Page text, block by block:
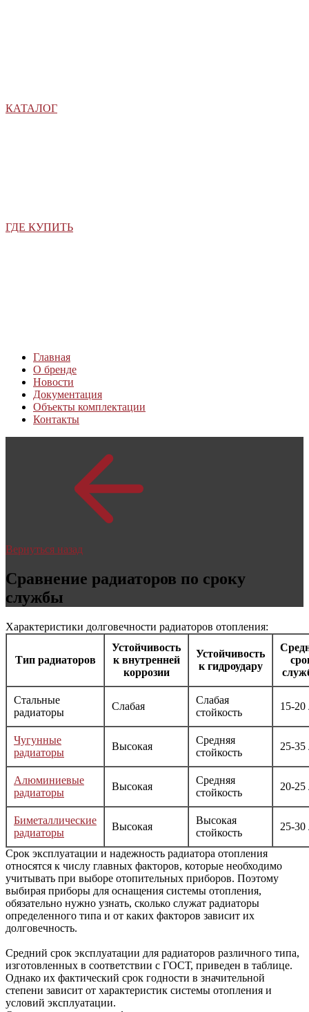
КАТАЛОГ
ГДЕ КУПИТЬ
Главная
О бренде
Новости
Документация
Объекты комплектации
Контакты
Вернуться назад
Сравнение радиаторов по сроку
службы
Характеристики долговечности радиаторов отопления:
Тип радиаторов
Устойчивость
к внутренней
коррозии
Устойчивость
к гидроудару
Стальные
радиаторы
Слабая
Слабая
стойкость
15-20
Чугунные
радиаторы
Высокая
Средняя
стойкость
25-35
Алюминиевые
радиаторы
Высокая
Средняя
стойкость
20-25
Биметаллические
радиаторы
Высокая
Высокая
стойкость
25-30
Срок эксплуатации и надежность радиатора отопления
относятся к числу главных факторов, которые необходимо
учитывать при выборе отопительных приборов. Поэтому
выбирая приборы для оснащения системы отопления,
обязательно нужно узнать, сколько служат радиаторы
определенного типа и от каких факторов зависит их
долговечность.
Средний срок эксплуатации для радиаторов различного типа,
изготовленных в соответствии с ГОСТ, приведен в таблице.
Однако их фактический срок годности в значительной
степени зависит от характеристик системы отопления и
условий эксплуатации.